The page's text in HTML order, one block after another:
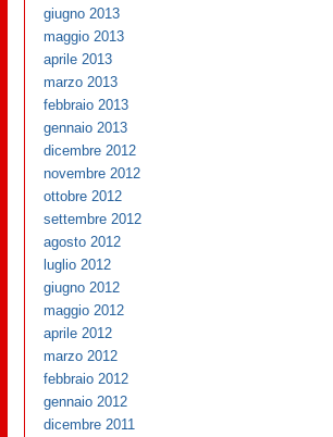
giugno 2013
maggio 2013
aprile 2013
marzo 2013
febbraio 2013
gennaio 2013
dicembre 2012
novembre 2012
ottobre 2012
settembre 2012
agosto 2012
luglio 2012
giugno 2012
maggio 2012
aprile 2012
marzo 2012
febbraio 2012
gennaio 2012
dicembre 2011